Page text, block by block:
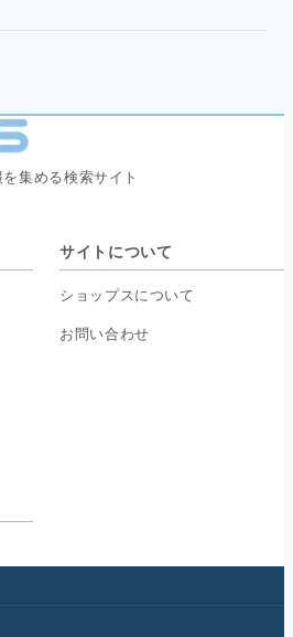
集める検索サイト
サイトについて
ショップスについて
お問い合わせ